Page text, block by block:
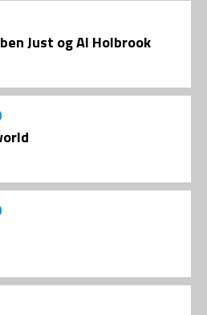
Just og Al Holbrook